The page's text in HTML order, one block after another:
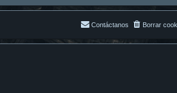
Borrar
Contáctanos